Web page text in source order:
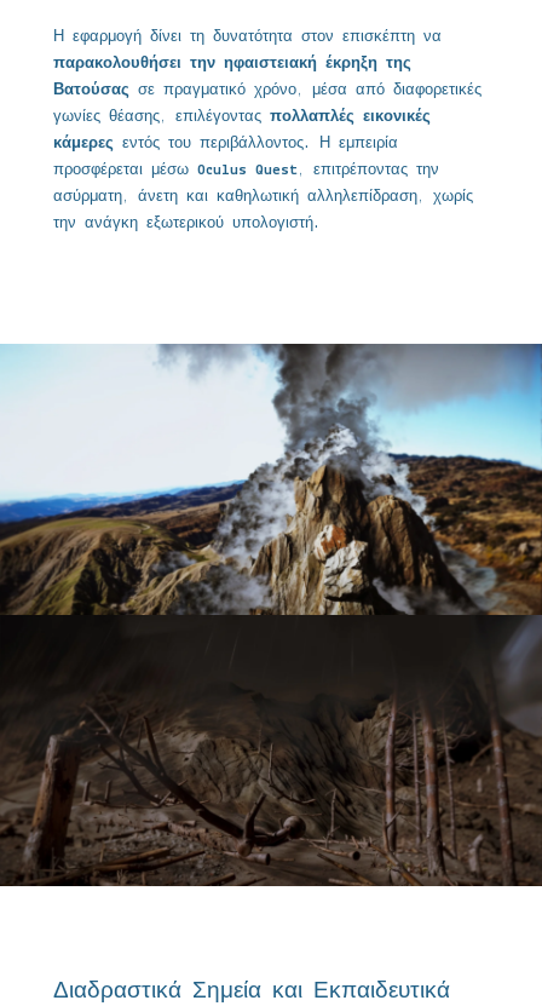
Η εφαρμογή δίνει τη δυνατότητα στον επισκέπτη να
παρακολουθήσει την ηφαιστειακή έκρηξη της
Βατούσας σε πραγματικό χρόνο, μέσα από διαφορετικές
γωνίες θέασης, επιλέγοντας πολλαπλές εικονικές
κάμερες εντός του περιβάλλοντος. Η εμπειρία
προσφέρεται μέσω Oculus Quest, επιτρέποντας την
ασύρματη, άνετη και καθηλωτική αλληλεπίδραση, χωρίς
την ανάγκη εξωτερικού υπολογιστή.
Διαδραστικά Σημεία και Εκπαιδευτικά